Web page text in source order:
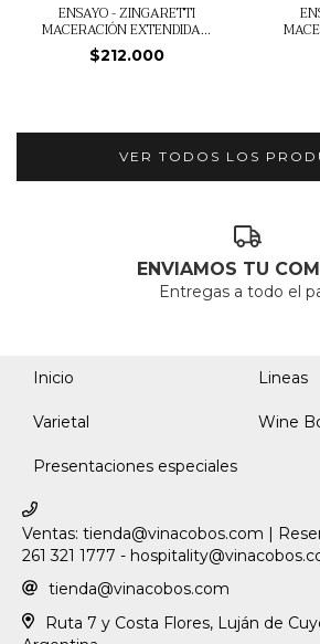
ENSAYO - ZINGARETTI
MACERACIÓN EXTENDIDA...
$212.000
VER TODOS LOS
ENVIAMOS TU
Entregas a todo el
Inicio Lineas
Varietal Wine
Presentaciones especiales
Ventas: tienda@vinacobos.com |
261 321 1777 -
tienda@vinacobos.com
Ruta 7 y Costa Flores, Luján de